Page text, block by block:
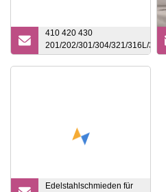
410 420 430
201/202/301/304/321/316L/
Spiegel 2b poliertes Titan/
Legierung/Aluminium/verzinkt/
Edelstahlschmieden für